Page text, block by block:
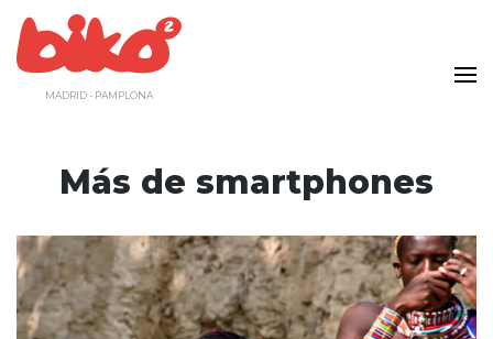
contenido
MADRID - PAMPLONA
Más de smartphones